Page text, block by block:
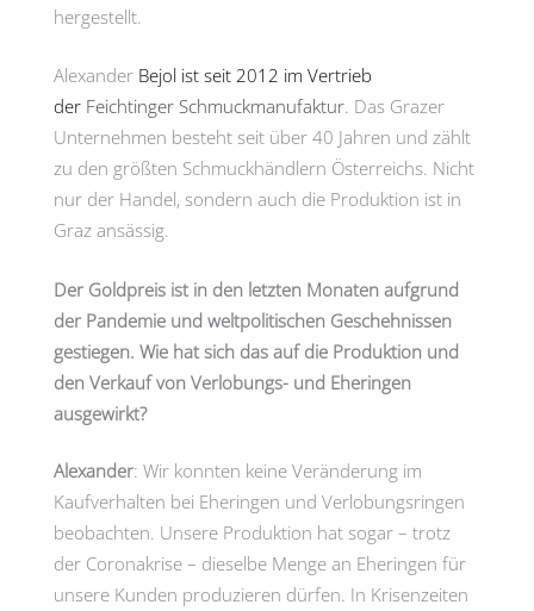
hergestellt.
Alexander Bejol ist seit 2012 im Vertrieb
der Feichtinger Schmuckmanufaktur. Das Grazer
Unternehmen besteht seit über 40 Jahren und zählt
zu den größten Schmuckhändlern Österreichs. Nicht
nur der Handel, sondern auch die Produktion ist in
Graz ansässig.
Der Goldpreis ist in den letzten Monaten aufgrund
der Pandemie und weltpolitischen Geschehnissen
gestiegen. Wie hat sich das auf die Produktion und
den Verkauf von Verlobungs- und Eheringen
ausgewirkt?
Alexander: Wir konnten keine Veränderung im
Kaufverhalten bei Eheringen und Verlobungsringen
beobachten. Unsere Produktion hat sogar – trotz
der Coronakrise – dieselbe Menge an Eheringen für
unsere Kunden produzieren dürfen. In Krisenzeiten